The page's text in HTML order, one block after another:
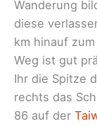
Wanderung
diese
km hinauf zum
Weg ist gut
Ihr die Spitze
rechts das
86 auf der